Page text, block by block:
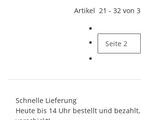
Artikel 21 - 32 von
Seite 2
Schnelle Lieferung
Heute bis 14 Uhr bestellt und